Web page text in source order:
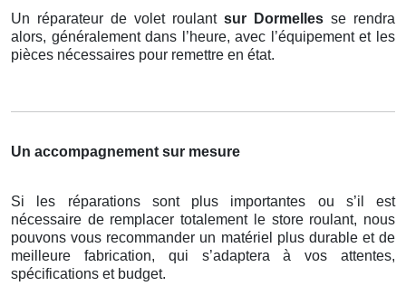
Un réparateur de volet roulant sur Dormelles se rendra
alors, généralement dans l’heure, avec l’équipement et les
pièces nécessaires pour remettre en état.
Un accompagnement sur mesure
Si les réparations sont plus importantes ou s’il est
nécessaire de remplacer totalement le store roulant, nous
pouvons vous recommander un matériel plus durable et de
meilleure fabrication, qui s’adaptera à vos attentes,
spécifications et budget.